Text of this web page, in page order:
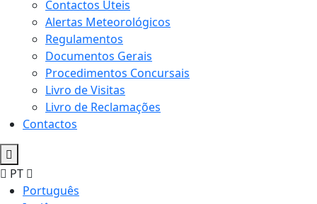
Contactos Úteis
Alertas Meteorológicos
Regulamentos
Documentos Gerais
Procedimentos Concursais
Livro de Visitas
Livro de Reclamações
Contactos
PT
Português